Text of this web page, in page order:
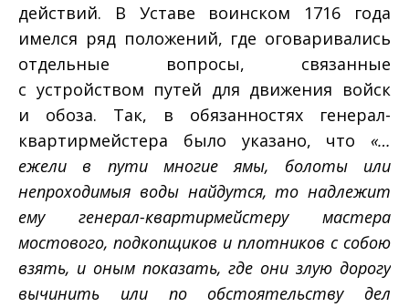
действий. В Уставе воинском 1716 года
имелся ряд положений, где оговаривались
отдельные вопросы, связанные
с устройством путей для движения войск
и обоза. Так, в обязанностях генерал-
квартирмейстера было указано, что «…
ежели в пути многие ямы, болоты или
непроходимыя воды найдутся, то надлежит
ему генерал-квартирмейстеру мастера
мостового, подкопщиков и плотников с собою
взять, и оным показать, где они злую дорогу
вычинить или по обстоятельству дел